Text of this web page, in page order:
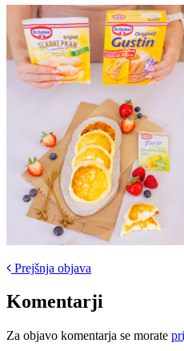
Post
navigation
Prejšnja objava
Komentarji
Za objavo komentarja se morate